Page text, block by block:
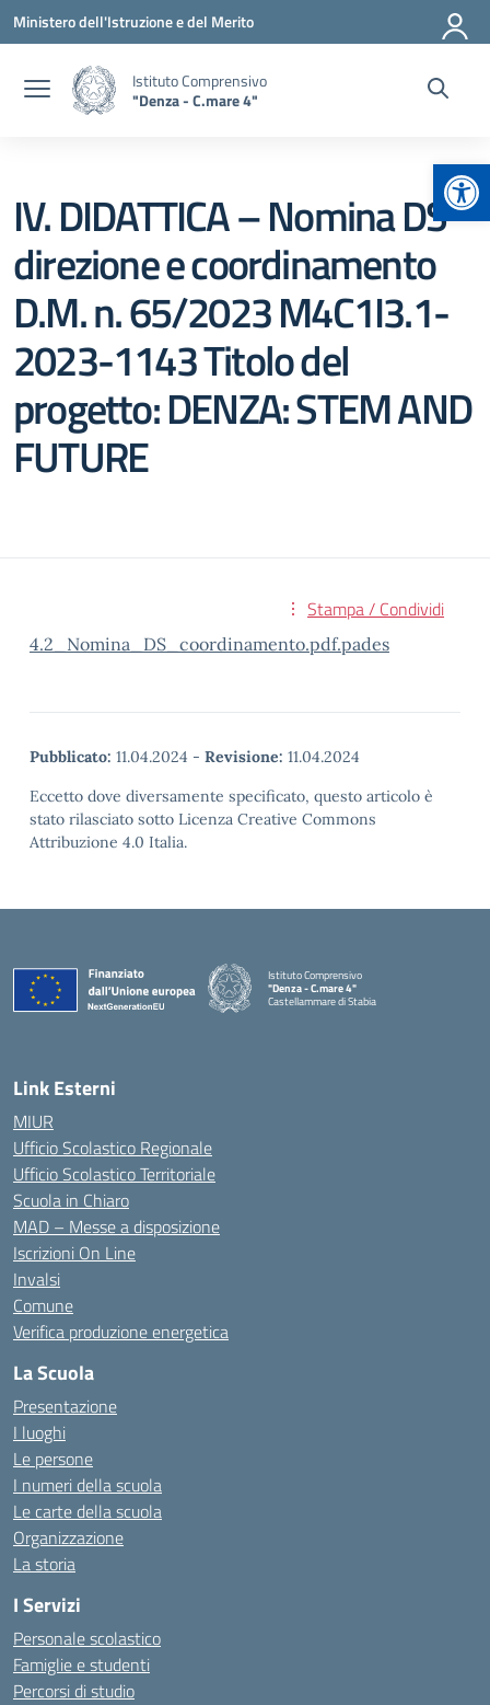
Vai ai contenuti
Vai al menu di navigazione
Vai al footer
Ministero dell'Istruzione e del Merito
Istituto Comprensivo
"Denza - C.mare 4"
IV. DIDATTICA – Nomina DS
direzione e coordinamento
D.M. n. 65/2023 M4C1I3.1-
2023-1143 Titolo del
progetto: DENZA: STEM AND
FUTURE
Stampa / Condividi
4.2_Nomina_DS_coordinamento.pdf.pades
Pubblicato: 11.04.2024 - Revisione: 11.04.2024
Eccetto dove diversamente specificato, questo articolo è
stato rilasciato sotto Licenza Creative Commons
Attribuzione 4.0 Italia.
Istituto Comprensivo
"Denza - C.mare 4"
Castellammare di Stabia
Link Esterni
MIUR
Ufficio Scolastico Regionale
Ufficio Scolastico Territoriale
Scuola in Chiaro
MAD – Messe a disposizione
Iscrizioni On Line
Invalsi
Comune
Verifica produzione energetica
La Scuola
Presentazione
I luoghi
Le persone
I numeri della scuola
Le carte della scuola
Organizzazione
La storia
I Servizi
Personale scolastico
Famiglie e studenti
Percorsi di studio